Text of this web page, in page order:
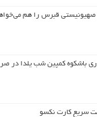
صهیونیستی قبرس را هم
باشکوه کمپین شب یلدا در
سریع کارت نکسو